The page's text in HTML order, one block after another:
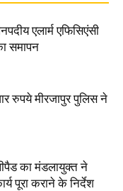
एलार्म एफिसिएंसी
समापन
रुपये मीरजापुर पुलिस ने
का मंडलायुक्त ने
पूरा कराने के निर्देश